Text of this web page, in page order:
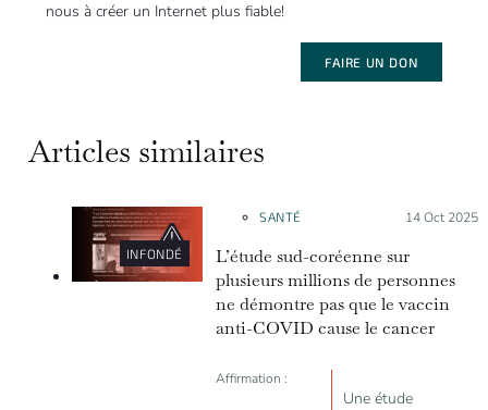
nous à créer un Internet plus fiable!
FAIRE UN DON
Articles similaires
INFONDÉ
SANTÉ Posté le :
14 Oct 2025
L’étude sud-coréenne sur
plusieurs millions de personnes
ne démontre pas que le vaccin
anti-COVID cause le cancer
Affirmation :
Une étude